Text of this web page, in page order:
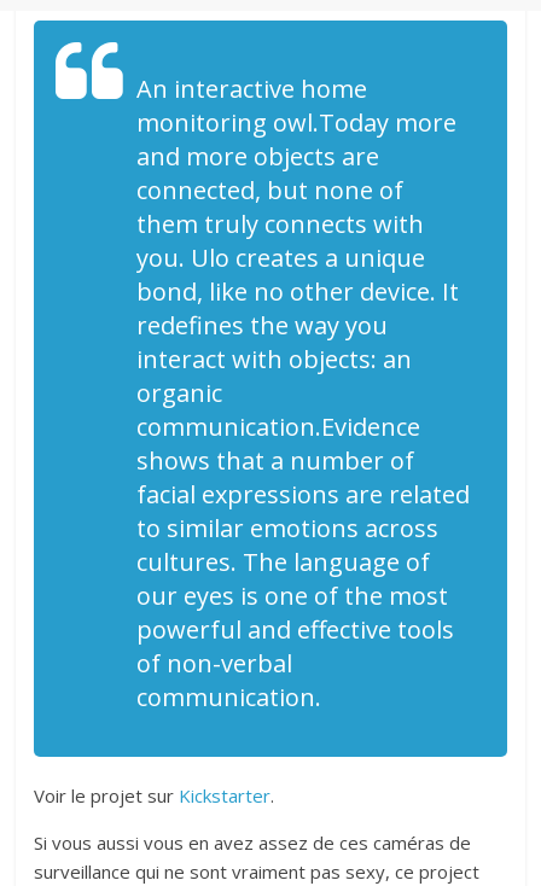
An interactive home
monitoring owl.Today more
and more objects are
connected, but none of
them truly connects with
you. Ulo creates a unique
bond, like no other device. It
redefines the way you
interact with objects: an
organic
communication.Evidence
shows that a number of
facial expressions are related
to similar emotions across
cultures. The language of
our eyes is one of the most
powerful and effective tools
of non-verbal
communication.
Voir le projet sur Kickstarter.
Si vous aussi vous en avez assez de ces caméras de
surveillance qui ne sont vraiment pas sexy, ce project